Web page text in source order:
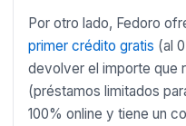
Por otro lado, Fedoro
primer crédito gratis (al
devolver el importe que
(préstamos limitados
100% online y tiene un